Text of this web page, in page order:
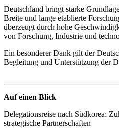
Deutschland bringt starke
Breite und lange etablierte
überzeugt durch hohe
von Forschung, Industrie und
Ein besonderer Dank gilt der
Begleitung und Unterstützung der
Auf einen Blick
Delegationsreise nach Südkorea:
strategische Partnerschaften